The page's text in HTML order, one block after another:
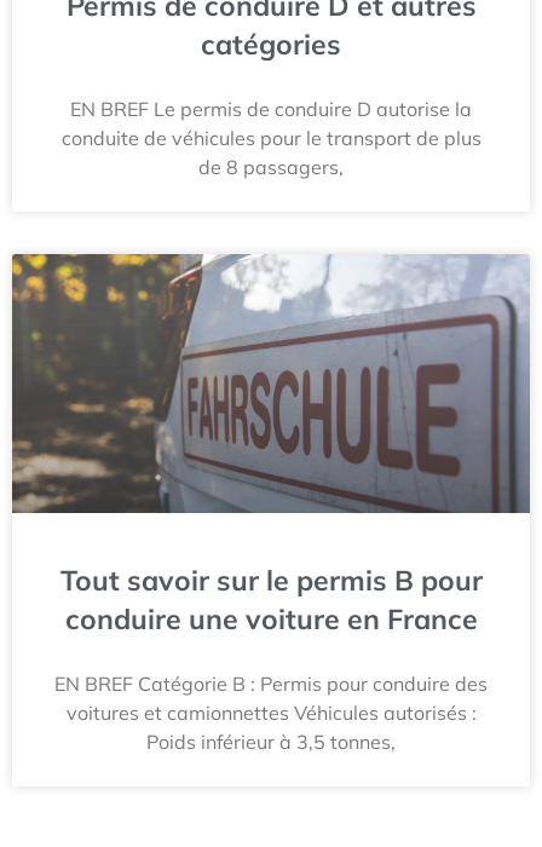
catégories
EN BREF Le permis de conduire D autorise la
conduite de véhicules pour le transport de plus
de 8 passagers,
Tout savoir sur le permis B pour
conduire une voiture en France
EN BREF Catégorie B : Permis pour conduire des
voitures et camionnettes Véhicules autorisés :
Poids inférieur à 3,5 tonnes,